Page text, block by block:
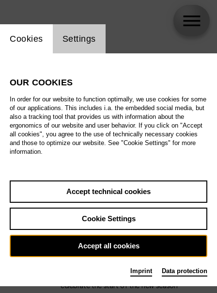
All artistic fields
All locations
All features
Sat29.8.
Ballet Main stage Staatsballett Berlin
12:00 Eröffnungswochenende
Deutsche Oper Berlin opens its doors to
celebrate the start of the new season
Website cookie setting
Cookies Settings
OUR COOKIES
In order for our website to function optimally, we use cookies for some
of our applications. This includes i.a. the embedded social media, but
also a tracking tool that provides us with information about the
ergonomics of our website and user behavior. If you click on "Accept
all cookies", you agree to the use of technically necessary cookies
and those to optimize our website. See "Cookie Settings" for more
information.
Accept technical cookies
Cookie Settings
Accept all cookies
Imprint Data protection